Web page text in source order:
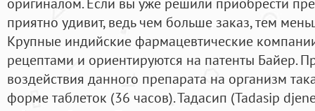
приятно удивит, ведь чем больше заказ, тем
Крупные индийские фармацевтические
рецептами и ориентируются на патенты Байер.
воздействия данного препарата на организм
форме таблеток (36 часов). Тадасип (Tadasip